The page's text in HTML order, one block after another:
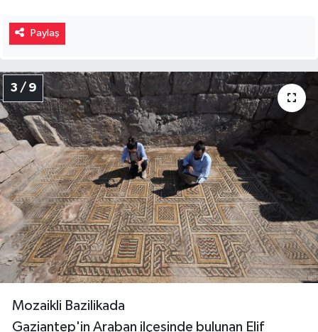
Paylaş
3 / 9
Mozaikli Bazilikada
Gaziantep'in Araban ilçesinde bulunan Elif